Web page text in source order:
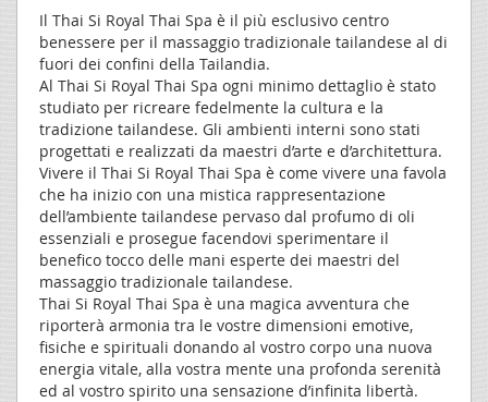
Il Thai Si Royal Thai Spa è il più esclusivo centro
benessere per il massaggio tradizionale tailandese al di
fuori dei confini della Tailandia.
Al Thai Si Royal Thai Spa ogni minimo dettaglio è stato
studiato per ricreare fedelmente la cultura e la
tradizione tailandese. Gli ambienti interni sono stati
progettati e realizzati da maestri d’arte e d’architettura.
Vivere il Thai Si Royal Thai Spa è come vivere una favola
che ha inizio con una mistica rappresentazione
dell’ambiente tailandese pervaso dal profumo di oli
essenziali e prosegue facendovi sperimentare il
benefico tocco delle mani esperte dei maestri del
massaggio tradizionale tailandese.
Thai Si Royal Thai Spa è una magica avventura che
riporterà armonia tra le vostre dimensioni emotive,
fisiche e spirituali donando al vostro corpo una nuova
energia vitale, alla vostra mente una profonda serenità
ed al vostro spirito una sensazione d’infinita libertà.